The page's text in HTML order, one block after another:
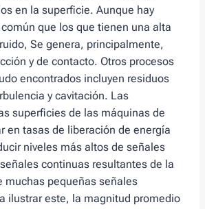
en la superficie. Aunque hay
que los que tienen una alta
Se genera, principalmente,
y de contacto. Otros procesos
encontrados incluyen residuos
y cavitación. Las
superficies de las máquinas de
en tasas de liberación de energía
niveles más altos de señales
continuas resultantes de la
muchas pequeñas señales
ilustrar este, la magnitud promedio